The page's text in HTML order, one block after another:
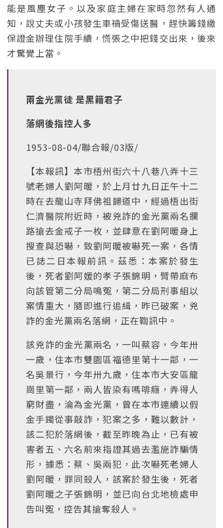
能是風塵女子。以及家庭主婦在家時忽然有人通
知，說丈夫或小孩發生車禍受傷送醫，趕快籌錢繳
保證金辦理住院手續，慌張之中把錢交出來，後來
才驚覺上當。
兩金光黨徒 是黑籍君子
落網後指控人多
1953-08-04/聯合報/03版/
【本報訊】本市梧州街六十八巷八弄十三
號老婦人劉阿暖，於上月廿九日正午十二
時在去龍山寺拜佛祖歸道中，經過梧出街
仁濟醫院附近時，被兇詐的金光黨兩名攔
路搶去金戒子一枚，並肆意在劉阿暖身上
搜查與恐嚇，致劉阿暖被嚇死一案，各情
已誌二日本報前訊。茲悉：本案於發生
後，死者劉阿媛的孝子張錦明，臂帶麻布
向該管第二分局鳴冤，第二分局刑事組以
案情重大，隨即進行追緝，昨已破案，兇
詐的金光黨兩名落網，正在鞫訊中。
該兇詐的金光黨兩名，一叫蔡容，今年卅
一歲，住本市雙園區福德里第十一鄰，一
名吳景行，今年卅九歲，住本市大安區龍
崗里第一鄰，兩人皆染有嗎啡癮，弄得人
窮財盡，淪為金光黨，曾在本市連續以假
金手鐲從事敲詐，犯案之多，難以數計，
該二犯於落網後，截至昨晚為止，已有被
害者五、六名前來指證其過去濫施詐騙情
形，據悉：蔡、吳兩犯，此次嚇死老婦人
劉阿暖，罪同殺人，該案於發生後，死者
劉阿暖之子張錦明，並已向台北地檢處申
告叫冤，控告其搶奪殺人。